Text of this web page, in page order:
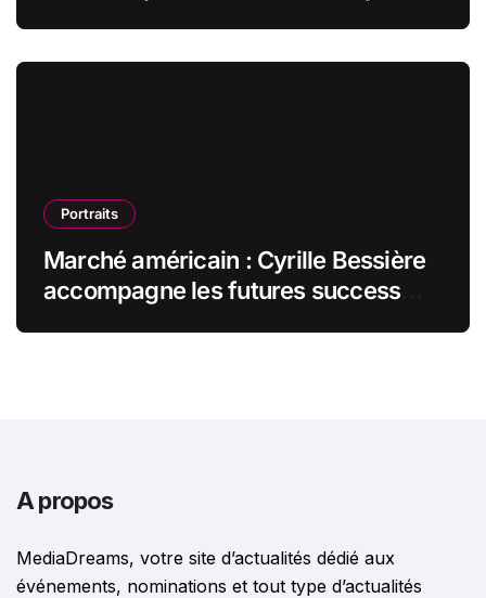
Portraits
Marché américain : Cyrille Bessière
accompagne les futures success
A propos
MediaDreams, votre site d’actualités dédié aux
événements, nominations et tout type d’actualités